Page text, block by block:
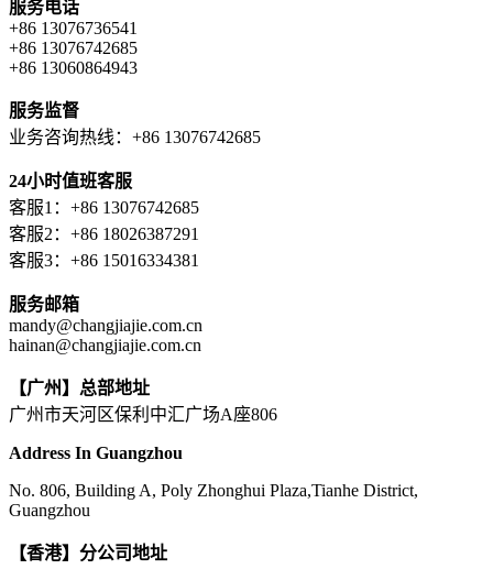
服务电话
+86 13076736541
+86 13076742685
+86 13060864943
服务监督
业务咨询热线：+86 13076742685
24小时值班客服
客服1：+86 13076742685
客服2：+86 18026387291
客服3：+86 15016334381
服务邮箱
mandy@changjiajie.com.cn
hainan@changjiajie.com.cn
【广州】总部地址
广州市天河区保利中汇广场A座806
Address In Guangzhou
No. 806, Building A, Poly Zhonghui Plaza,Tianhe District,
Guangzhou
【香港】分公司地址